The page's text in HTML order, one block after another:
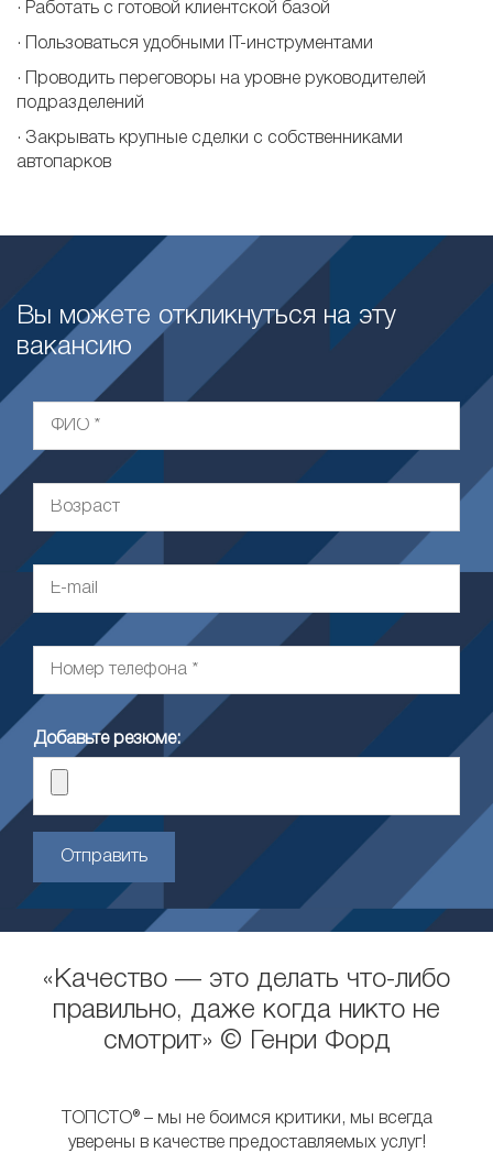
· Работать с готовой клиентской базой
· Пользоваться удобными IT-инструментами
· Проводить переговоры на уровне руководителей
подразделений
· Закрывать крупные сделки с собственниками
автопарков
Вы можете откликнуться на эту
вакансию
Добавьте резюме:
Отправить
«Качество — это делать что-либо
правильно, даже когда никто не
смотрит» © Генри Форд
ТОПСТО® – мы не боимся критики, мы всегда
уверены в качестве предоставляемых услуг!